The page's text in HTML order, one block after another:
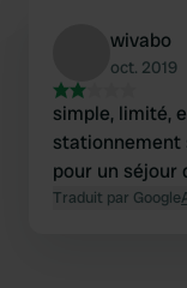
wivabo
oct. 2019
simple, limité,
stationnement
pour un séjour
Traduit par Google